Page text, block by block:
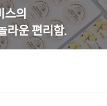
조
DV037 잉크젯, 레이저 겸용
조
스의
라운 편리함.